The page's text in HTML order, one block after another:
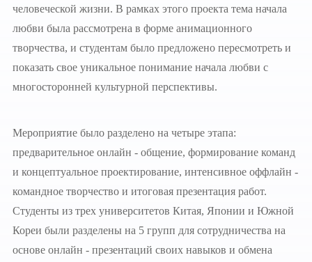
человеческой жизни. В рамках этого проекта тема начала
любви была рассмотрена в форме анимационного
творчества, и студентам было предложено пересмотреть и
показать свое уникальное понимание начала любви с
многосторонней культурной перспективы.
Мероприятие было разделено на четыре этапа:
предварительное онлайн - общение, формирование команд
и концептуальное проектирование, интенсивное оффлайн -
командное творчество и итоговая презентация работ.
Студенты из трех университетов Китая, Японии и Южной
Кореи были разделены на 5 групп для сотрудничества на
основе онлайн - презентаций своих навыков и обмена